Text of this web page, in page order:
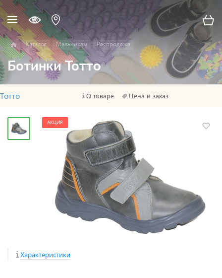
Каталог Мальчикам Распродажа
Ботинки Тотто
Тотто О товаре Цена и заказ
АКЦИЯ
Характеристики